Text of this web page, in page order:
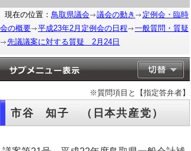
現在の位置： 鳥取県議会 議会の動き
定例会・臨時
会の概要
平成23年2月定例会の日程
一般質問・質疑
先議議案に対する質疑 2月24日
※質問項目と【指定答弁者】
市谷 知子 （日本共産党）